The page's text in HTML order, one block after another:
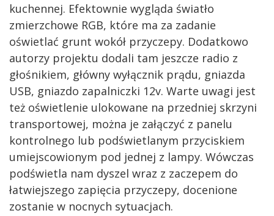
kuchennej. Efektownie wygląda światło
zmierzchowe RGB, które ma za zadanie
oświetlać grunt wokół przyczepy. Dodatkowo
autorzy projektu dodali tam jeszcze radio z
głośnikiem, główny wyłącznik prądu, gniazda
USB, gniazdo zapalniczki 12v. Warte uwagi jest
też oświetlenie ulokowane na przedniej skrzyni
transportowej, można je załączyć z panelu
kontrolnego lub podświetlanym przyciskiem
umiejscowionym pod jednej z lampy. Wówczas
podświetla nam dyszel wraz z zaczepem do
łatwiejszego zapięcia przyczepy, docenione
zostanie w nocnych sytuacjach.